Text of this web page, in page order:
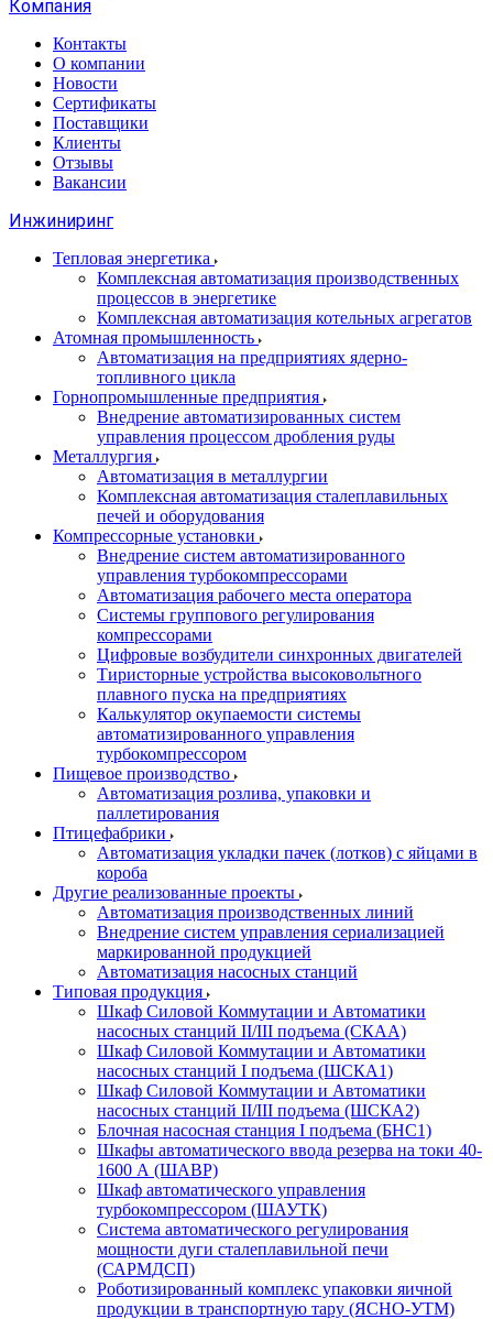
Компания
Контакты
О компании
Новости
Сертификаты
Поставщики
Клиенты
Отзывы
Вакансии
Инжиниринг
Тепловая энергетика
Комплексная автоматизация производственных
процессов в энергетике
Комплексная автоматизация котельных агрегатов
Атомная промышленность
Автоматизация на предприятиях ядерно-
топливного цикла
Горнопромышленные предприятия
Внедрение автоматизированных систем
управления процессом дробления руды
Металлургия
Автоматизация в металлургии
Комплексная автоматизация сталеплавильных
печей и оборудования
Компрессорные установки
Внедрение систем автоматизированного
управления турбокомпрессорами
Автоматизация рабочего места оператора
Системы группового регулирования
компрессорами
Цифровые возбудители синхронных двигателей
Тиристорные устройства высоковольтного
плавного пуска на предприятиях
Калькулятор окупаемости системы
автоматизированного управления
турбокомпрессором
Пищевое производство
Автоматизация розлива, упаковки и
паллетирования
Птицефабрики
Автоматизация укладки пачек (лотков) с яйцами в
короба
Другие реализованные проекты
Автоматизация производственных линий
Внедрение систем управления сериализацией
маркированной продукцией
Автоматизация насосных станций
Типовая продукция
Шкаф Силовой Коммутации и Автоматики
насосных станций II/III подъема (СКАА)
Шкаф Силовой Коммутации и Автоматики
насосных станций I подъема (ШСКА1)
Шкаф Силовой Коммутации и Автоматики
насосных станций II/III подъема (ШСКА2)
Блочная насосная станция I подъема (БНС1)
Шкафы автоматического ввода резерва на токи 40-
1600 А (ШАВР)
Шкаф автоматического управления
турбокомпрессором (ШАУТК)
Система автоматического регулирования
мощности дуги сталеплавильной печи
(САРМДСП)
Роботизированный комплекс упаковки яичной
продукции в транспортную тару (ЯСНО-УТМ)